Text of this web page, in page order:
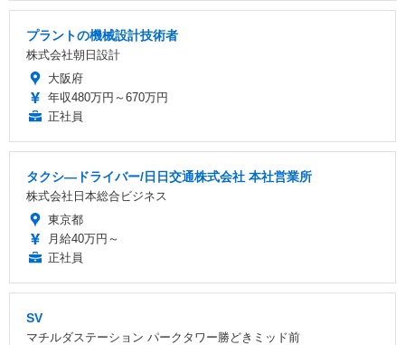
プラントの機械設計技術者
株式会社朝日設計
大阪府
年収480万円～670万円
正社員
タクシ―ドライバー/日日交通株式会社 本社営業所
株式会社日本総合ビジネス
東京都
月給40万円～
正社員
SV
マチルダステーション パークタワー勝どきミッド前